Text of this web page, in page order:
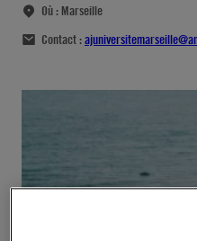
Où : Marseille
Contact :